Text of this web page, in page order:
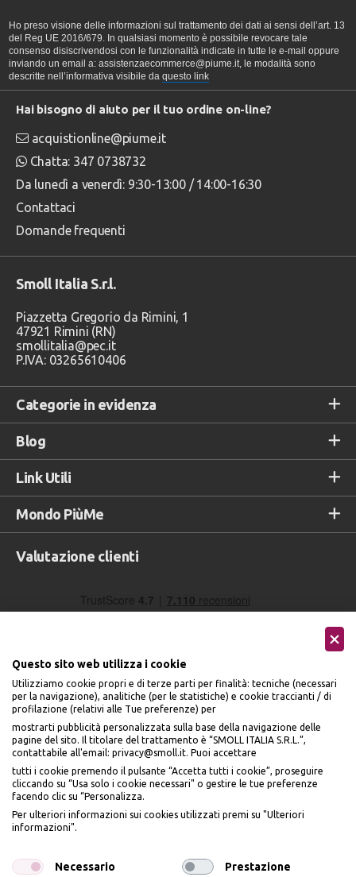
Ho preso visione delle informazioni sul trattamento dei dati ai sensi dell’art. 13
del Reg UE 2016/679. In qualsiasi momento è possibile revocare tale
consenso disiscrivendosi con le funzionalità indicate in tutte le e-mail oppure
inviando un email a: assistenzaecommerce@piume.it, le modalità sono
descritte nell’informativa visibile da questo link
Categorie in evidenza
Blog
Link Utili
Mondo PiùMe
Hai bisogno di aiuto per il tuo ordine on-line?
acquistionline@piume.it
Chatta: 347 0738732
Da lunedì a venerdì: 9:30-13:00 / 14:00-16:30
Contattaci
Domande frequenti
Smoll Italia S.r.l.
Piazzetta Gregorio da Rimini, 1
47921 Rimini (RN)
smollitalia@pec.it
P.IVA: 03265610406
Valutazione clienti
Accettiamo
Seguici sui social
Questo sito web utilizza i cookie
Utilizziamo cookie propri e di terze parti per finalità: tecniche (necessari
per la navigazione), analitiche (per le statistiche) e cookie traccianti / di
profilazione (relativi alle Tue preferenze) per
mostrarti pubblicità personalizzata sulla base della navigazione delle
pagine del sito. Il titolare del trattamento è “SMOLL ITALIA S.R.L.”,
contattabile all'email: privacy@smoll.it. Puoi accettare
tutti i cookie premendo il pulsante “Accetta tutti i cookie”, proseguire
cliccando su “Usa solo i cookie necessari" o gestire le tue preferenze
facendo clic su “Personalizza.
Per ulteriori informazioni sui cookies utilizzati premi su "Ulteriori
informazioni".
Necessario Prestazione
BENVENUTO DA
PIÙME
IL10% DI SCONTO